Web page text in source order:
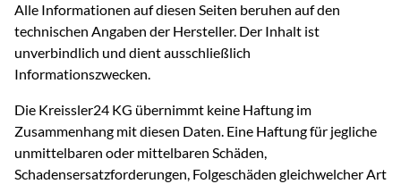
Alle Informationen auf diesen Seiten beruhen auf den
technischen Angaben der Hersteller. Der Inhalt ist
unverbindlich und dient ausschließlich
Informationszwecken.
Die Kreissler24 KG übernimmt keine Haftung im
Zusammenhang mit diesen Daten. Eine Haftung für jegliche
unmittelbaren oder mittelbaren Schäden,
Schadensersatzforderungen, Folgeschäden gleichwelcher Art